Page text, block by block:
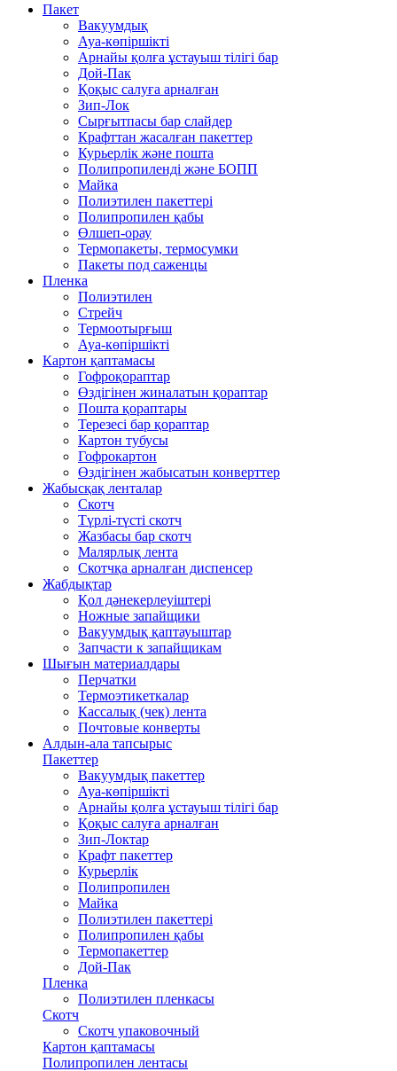
Пакет
Вакуумдық
Ауа-көпіршікті
Арнайы қолға ұстауыш тілігі бар
Дой-Пак
Қоқыс салуға арналған
Зип-Лок
Сырғытпасы бар слайдер
Крафттан жасалған пакеттер
Курьерлік және пошта
Полипропиленді және БОПП
Майка
Полиэтилен пакеттері
Полипропилен қабы
Өлшеп-орау
Термопакеты, термосумки
Пакеты под саженцы
Пленка
Полиэтилен
Стрейч
Термоотырғыш
Ауа-көпіршікті
Картон қаптамасы
Гофроқораптар
Өздігінен жиналатын қораптар
Пошта қораптары
Терезесі бар қораптар
Картон тубусы
Гофрокартон
Өздігінен жабысатын конверттер
Жабысқақ ленталар
Скотч
Түрлі-түсті скотч
Жазбасы бар скотч
Малярлық лента
Скотчқа арналған диспенсер
Жабдықтар
Қол дәнекерлеуіштері
Ножные запайщики
Вакуумдық қаптауыштар
Запчасти к запайщикам
Шығын материалдары
Перчатки
Термоэтикеткалар
Кассалық (чек) лента
Почтовые конверты
Алдын-ала тапсырыс
Пакеттер
Вакуумдық пакеттер
Ауа-көпіршікті
Арнайы қолға ұстауыш тілігі бар
Қоқыс салуға арналған
Зип-Локтар
Крафт пакеттер
Курьерлік
Полипропилен
Майка
Полиэтилен пакеттері
Полипропилен қабы
Термопакеттер
Дой-Пак
Пленка
Полиэтилен пленкасы
Скотч
Скотч упаковочный
Картон қаптамасы
Полипропилен лентасы